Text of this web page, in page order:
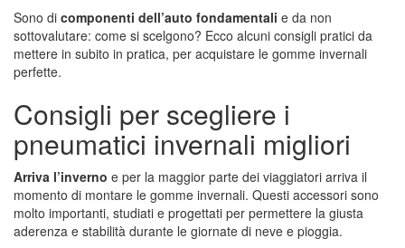
Sono di componenti dell’auto fondamentali e da non
sottovalutare: come si scelgono? Ecco alcuni consigli pratici da
mettere in subito in pratica, per acquistare le gomme invernali
perfette.
Consigli per scegliere i
pneumatici invernali migliori
Arriva l’inverno e per la maggior parte dei viaggiatori arriva il
momento di montare le gomme invernali. Questi accessori sono
molto importanti, studiati e progettati per permettere la giusta
aderenza e stabilità durante le giornate di neve e pioggia.